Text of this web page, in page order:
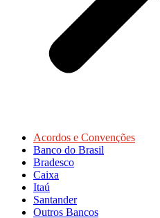
Acordos e Convenções
Banco do Brasil
Bradesco
Caixa
Itaú
Santander
Outros Bancos